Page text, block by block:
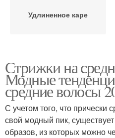
Удлиненное каре
волосы
Стрижки на
Модные
средние волосы
С учетом того, что
свой модный пик,
образов, из которых можно